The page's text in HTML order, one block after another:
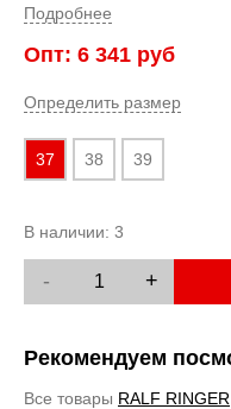
Подробнее
Опт: 6 341 руб
Определить размер
37 38 39
В наличии: 3
- +
Рекомендуем
Все товары RALF RINGER